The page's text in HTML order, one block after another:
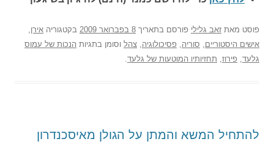
פוסט מאת זאב גלילי פורסם בתאריך 8 בפברואר 2009 בקטגוריה אירן,
אישים היסטוריים, סוריה, פסיכולוגיה, צהל וסומן בתגיות הנכות של עמוס
גלעד, פירוז, תחזיותיו המוטעות של גלעד.
להתחיל המשא והמתן על הגולן מאיסכנדרון